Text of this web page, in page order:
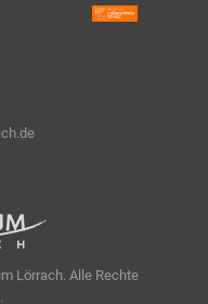
Lörrach. Alle Rechte